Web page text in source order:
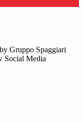
Gruppo Spaggiari
Social Media